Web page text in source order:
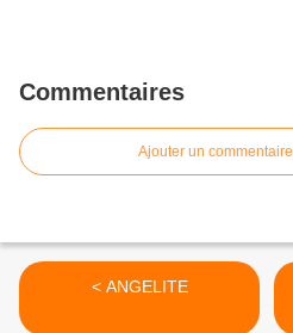
Commentaires
Ajouter un commentaire
< ANGELITE